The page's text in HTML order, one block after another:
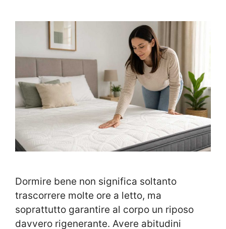
Dormire bene non significa soltanto
trascorrere molte ore a letto, ma
soprattutto garantire al corpo un riposo
davvero rigenerante. Avere abitudini